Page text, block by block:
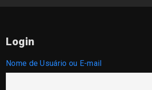
Login
Nome de Usuário ou E-mail